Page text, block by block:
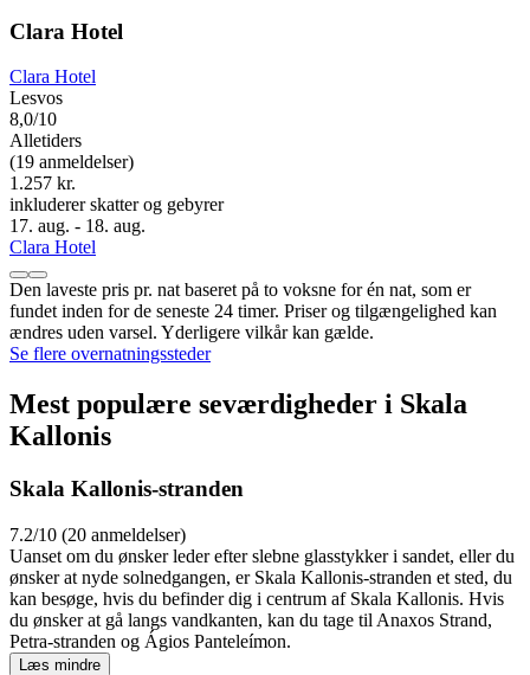
Clara Hotel
Clara Hotel
Lesvos
8,0/10
Alletiders
(19 anmeldelser)
1.257 kr.
inkluderer skatter og gebyrer
17. aug. - 18. aug.
Clara Hotel
Den laveste pris pr. nat baseret på to voksne for én nat, som er
fundet inden for de seneste 24 timer. Priser og tilgængelighed kan
ændres uden varsel. Yderligere vilkår kan gælde.
Se flere overnatningssteder
Mest populære seværdigheder i Skala
Kallonis
Skala Kallonis-stranden
7.2/10 (20 anmeldelser)
Uanset om du ønsker leder efter slebne glasstykker i sandet, eller du
ønsker at nyde solnedgangen, er Skala Kallonis-stranden et sted, du
kan besøge, hvis du befinder dig i centrum af Skala Kallonis. Hvis
du ønsker at gå langs vandkanten, kan du tage til Anaxos Strand,
Petra-stranden og Ágios Panteleímon.
Læs mindre